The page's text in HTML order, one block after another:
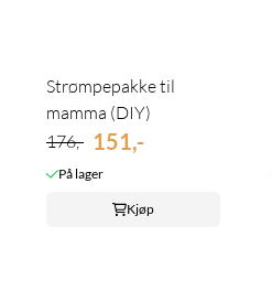
Strømpepakke til
mamma (DIY)
176,- 151,-
På lager
Kjøp